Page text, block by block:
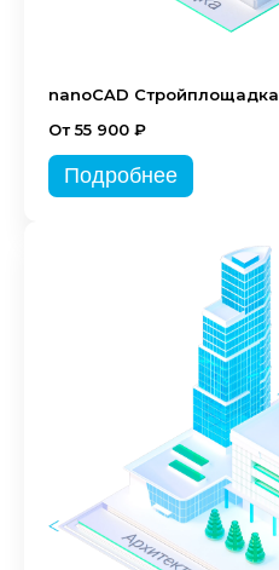
nanoCAD Стройплощадка
От 55 900 ₽
Подробнее